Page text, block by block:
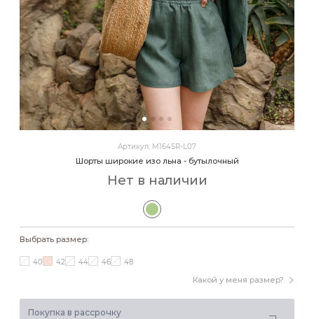
Артикул: M164SR-L07
Шорты широкие изо льна - бутылочный
Нет в наличии
Выбрать размер:
Какой у меня размер?
40 42 44 46 48
Покупка в рассрочку